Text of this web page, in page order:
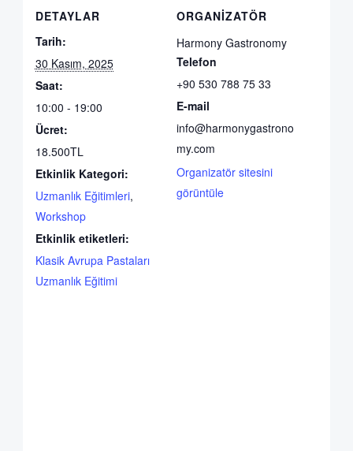
DETAYLAR
Tarih:
30 Kasım, 2025
Saat:
10:00 - 19:00
Ücret:
18.500TL
Etkinlik Kategori:
Uzmanlık Eğitimleri,
Workshop
Etkinlik etiketleri:
Klasik Avrupa Pastaları
Uzmanlık Eğitimi
ORGANIZATÖR
Harmony Gastronomy
Telefon
+90 530 788 75 33
E-mail
info@harmonygastrono
my.com
Organizatör sitesini
görüntüle